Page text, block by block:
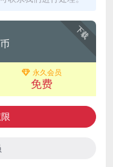
下载
永久会员
免费